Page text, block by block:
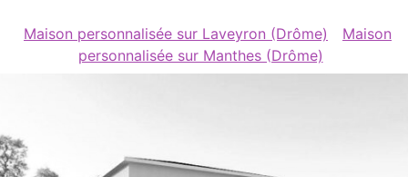
Maison personnalisée sur Laveyron (Drôme)
Maison
personnalisée sur Manthes (Drôme)